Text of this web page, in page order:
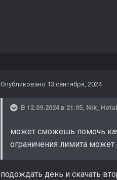
Опубликовано 13 сентября, 2024
В 12.09.2024 в 21:05,
может сможешь помочь
ограничения лимита
подождать день и скачать